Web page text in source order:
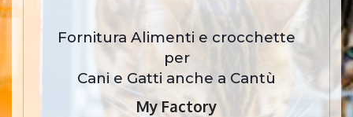
Fornitura Alimenti e crocchette
per
Cani e Gatti anche a Cantù
My Factory